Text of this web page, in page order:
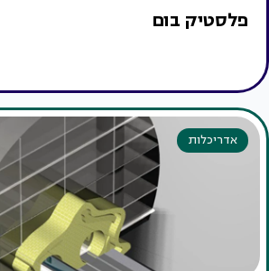
פלסטיק בום
אדריכלות